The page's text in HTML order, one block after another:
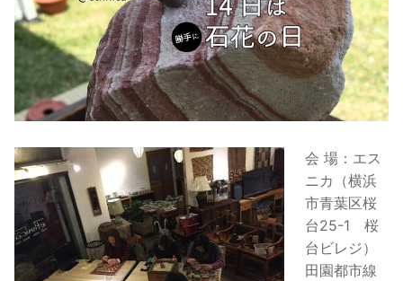
会 場：エス
ニカ（横浜
市青葉区桜
台25-1 桜
台ビレジ）
田園都市線